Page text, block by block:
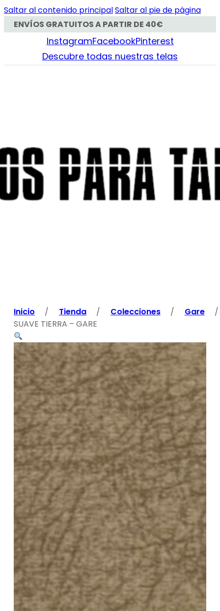
Saltar al contenido principalSaltar al pie de página
ENVÍOS GRATUITOS A PARTIR DE 40€
InstagramFacebookPinterest
Descubre todas nuestras telas
Inicio / Tienda / Colecciones / Gare
/
SUAVE TIERRA – GARE